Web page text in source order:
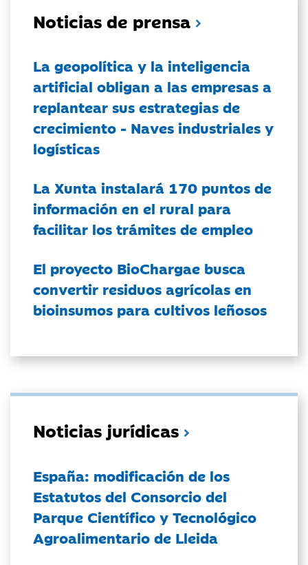
Noticias de prensa
La geopolítica y la inteligencia
artificial obligan a las empresas a
replantear sus estrategias de
crecimiento - Naves industriales y
logísticas
La Xunta instalará 170 puntos de
información en el rural para
facilitar los trámites de empleo
El proyecto BioChargae busca
convertir residuos agrícolas en
bioinsumos para cultivos leñosos
Noticias jurídicas
España: modificación de los
Estatutos del Consorcio del
Parque Científico y Tecnológico
Agroalimentario de Lleida